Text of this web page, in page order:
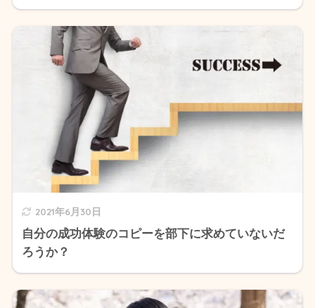
2021年6月30日
自分の成功体験のコピーを部下に求めていないだ
ろうか？